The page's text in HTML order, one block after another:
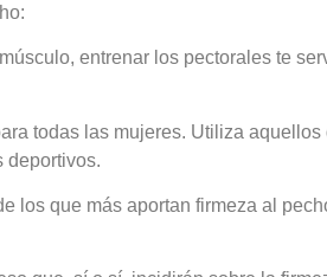
entrenar los pectorales te
todas las mujeres. Utiliza
deportivos.
los que más aportan firmeza al